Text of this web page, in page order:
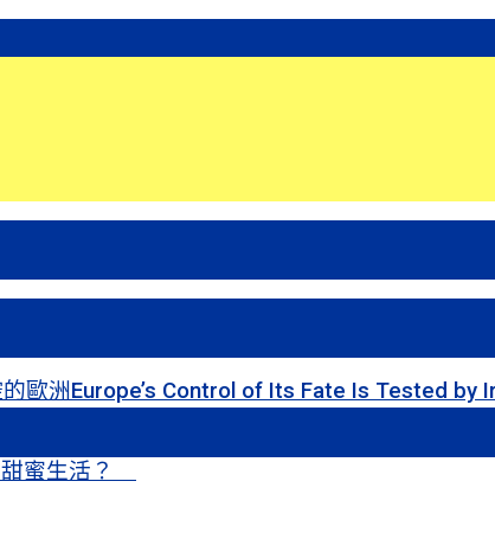
歐洲Europe’s Control of Its Fate Is Tested by
蜜生活？